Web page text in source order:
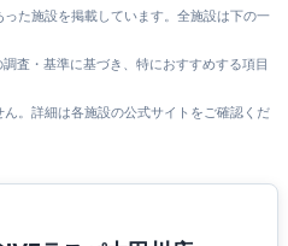
た施設を掲載しています。全施設は下の一
査・基準に基づき、特におすすめする項目
。詳細は各施設の公式サイトをご確認くだ